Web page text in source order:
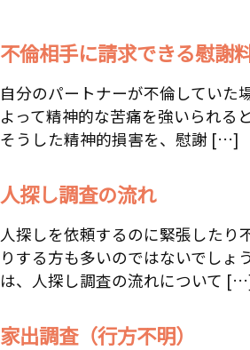
不倫相手に請求できる慰謝
自分のパートナーが不倫していた
よって精神的な苦痛を強いられる
そうした精神的損害を、慰謝 […]
人探し調査の流れ
人探しを依頼するのに緊張したり
りする方も多いのではないでしょ
は、人探し調査の流れについて
家出調査（行方不明）